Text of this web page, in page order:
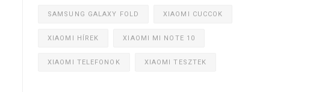
SAMSUNG GALAXY FOLD XIAOMI CUCCOK
XIAOMI HÍREK XIAOMI MI NOTE 10
XIAOMI TELEFONOK XIAOMI TESZTEK